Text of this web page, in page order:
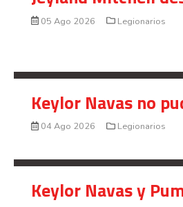
05 Ago 2026 Legionarios
Keylor Navas no
04 Ago 2026 Legionarios
Keylor Navas y